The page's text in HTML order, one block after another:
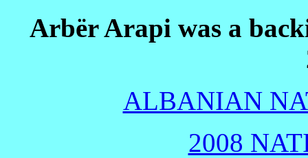
Arbër Arapi was a
ALBANIAN
2008